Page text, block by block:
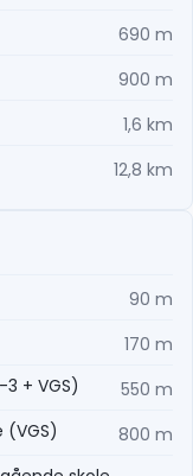
690 m
900 m
1,6 km
12,8 km
90 m
170 m
+ VGS)
550 m
800 m